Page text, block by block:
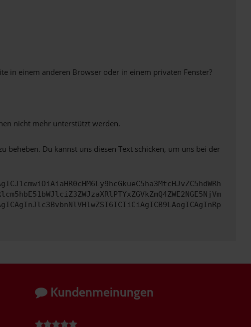
in einem anderen Browser oder in einem privaten Fenster?
nicht mehr unterstützt werden.
beheben. Du kannst uns diesen Text schicken, um uns bei der
Kundenmeinungen